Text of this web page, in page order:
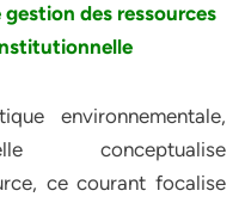
des ressources
environnementale,
conceptualise
ce courant focalise